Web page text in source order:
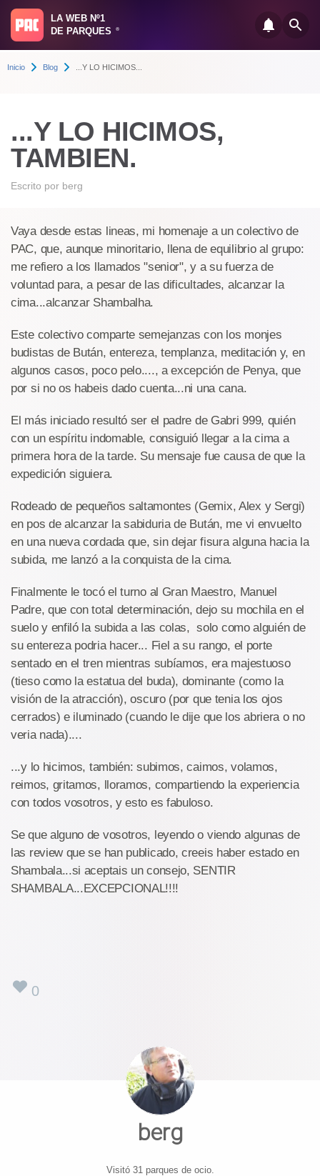
LA WEB Nº1
DE PARQUES
®
Inicio Blog ...Y LO HICIMOS...
...Y LO HICIMOS,
TAMBIEN.
Escrito por berg
Vaya desde estas lineas, mi homenaje a un colectivo de
PAC, que, aunque minoritario, llena de equilibrio al grupo:
me refiero a los llamados "senior", y a su fuerza de
voluntad para, a pesar de las dificultades, alcanzar la
cima...alcanzar Shambalha.
Este colectivo comparte semejanzas con los monjes
budistas de Bután, entereza, templanza, meditación y, en
algunos casos, poco pelo...., a excepción de Penya, que
por si no os habeis dado cuenta...ni una cana.
El más iniciado resultó ser el padre de Gabri 999, quién
con un espíritu indomable, consiguió llegar a la cima a
primera hora de la tarde. Su mensaje fue causa de que la
expedición siguiera.
Rodeado de pequeños saltamontes (Gemix, Alex y Sergi)
en pos de alcanzar la sabiduria de Bután, me vi envuelto
en una nueva cordada que, sin dejar fisura alguna hacia la
subida, me lanzó a la conquista de la cima.
Finalmente le tocó el turno al Gran Maestro, Manuel
Padre, que con total determinación, dejo su mochila en el
suelo y enfiló la subida a las colas, solo como alguién de
su entereza podria hacer... Fiel a su rango, el porte
sentado en el tren mientras subíamos, era majestuoso
(tieso como la estatua del buda), dominante (como la
visión de la atracción), oscuro (por que tenia los ojos
cerrados) e iluminado (cuando le dije que los abriera o no
veria nada)....
...y lo hicimos, también: subimos, caimos, volamos,
reimos, gritamos, lloramos, compartiendo la experiencia
con todos vosotros, y esto es fabuloso.
Se que alguno de vosotros, leyendo o viendo algunas de
las review que se han publicado, creeis haber estado en
Shambala...si aceptais un consejo, SENTIR
SHAMBALA...EXCEPCIONAL!!!!
0
berg
Visitó 31 parques de ocio.